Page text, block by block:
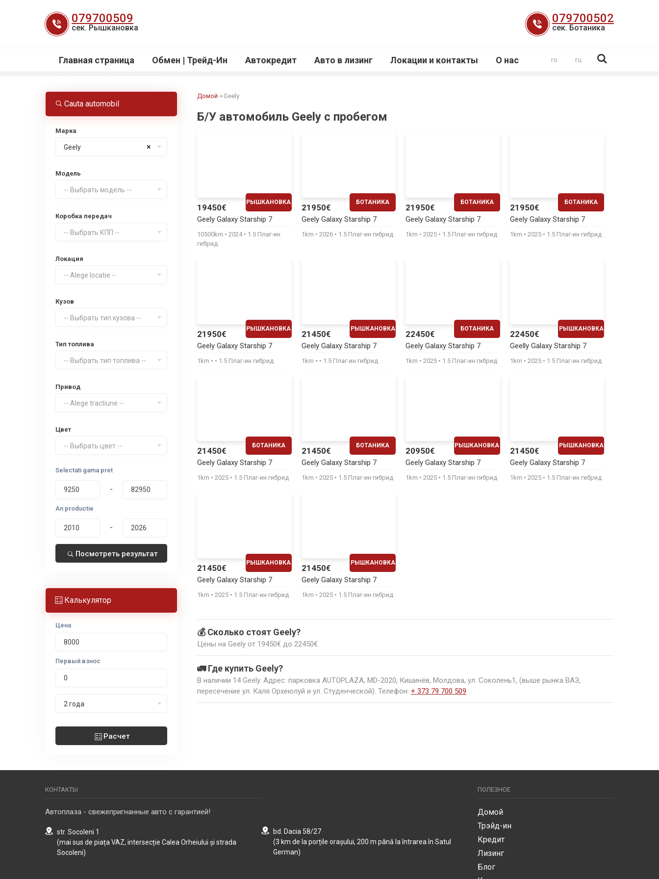
содержанию
079700509
сек. Рышкановка
079700502
сек. Ботаника
Главная страница Обмен | Трейд-Ин Автокредит Авто в лизинг Локации и контакты О нас ro ru
Cauta automobil
Марка
×
Geely
Модель
-- Выбрать модель --
Коробка передач
-- Выбрать КПП --
Локация
-- Alege locatie --
Кузов
-- Выбрать тип кузова --
Тип топлива
-- Выбрать тип топлива --
Привод
-- Alege tractiune --
Цвет
-- Выбрать цвет --
Selectati gama pret
-
An productie
-
Посмотреть результат
Калькулятор
Цена
Первый взнос
2 года
Расчет
Домой Geely
Б/У автомобиль Geely с пробегом
РЫШКАНОВКА
ЕЖЕМЕСЯЧНО
400€
19450€
Geely Galaxy Starship 7
10500km 2024
1.5 Плаг-ин
гибрид
БОТАНИКА
ЕЖЕМЕСЯЧНО
450€
21950€
Geely Galaxy Starship 7
1km 2026 1.5 Плаг-ин гибрид
БОТАНИКА
ЕЖЕМЕСЯЧНО
450€
21950€
Geely Galaxy Starship 7
1km 2025 1.5 Плаг-ин гибрид
БОТАНИКА
ЕЖЕМЕСЯЧНО
450€
21950€
Geely Galaxy Starship 7
1km 2025 1.5 Плаг-ин гибрид
РЫШКАНОВКА
ЕЖЕМЕСЯЧНО
450€
21950€
Geely Galaxy Starship 7
1km 1.5 Плаг-ин гибрид
РЫШКАНОВКА
ЕЖЕМЕСЯЧНО
440€
21450€
Geely Galaxy Starship 7
1km 1.5 Плаг-ин гибрид
БОТАНИКА
ЕЖЕМЕСЯЧНО
460€
22450€
Geely Galaxy Starship 7
1km 2025 1.5 Плаг-ин гибрид
РЫШКАНОВКА
ЕЖЕМЕСЯЧНО
460€
22450€
Geelly Galaxy Starship 7
1km 2025 1.5 Плаг-ин гибрид
БОТАНИКА
ЕЖЕМЕСЯЧНО
440€
21450€
Geely Galaxy Starship 7
1km 2025 1.5 Плаг-ин гибрид
БОТАНИКА
ЕЖЕМЕСЯЧНО
440€
21450€
Geely Galaxy Starship 7
1km 2025 1.5 Плаг-ин гибрид
РЫШКАНОВКА
ЕЖЕМЕСЯЧНО
430€
20950€
Geely Galaxy Starship 7
1km 2025 1.5 Плаг-ин гибрид
РЫШКАНОВКА
ЕЖЕМЕСЯЧНО
440€
21450€
Geely Galaxy Starship 7
1km 2025 1.5 Плаг-ин гибрид
РЫШКАНОВКА
ЕЖЕМЕСЯЧНО
440€
21450€
Geely Galaxy Starship 7
1km 2025 1.5 Плаг-ин гибрид
РЫШКАНОВКА
ЕЖЕМЕСЯЧНО
440€
21450€
Geely Galaxy Starship 7
1km 2025 1.5 Плаг-ин гибрид
💰 Сколько стоят Geely?
Цены на Geely от 19450€ до 22450€.
🚛 Где купить Geely?
В наличии 14 Geely. Адрес: парковка AUTOPLAZA, MD-2020, Кишинёв, Молдова, ул. Соколень1, (выше рынка ВАЗ,
пересечение ул. Каля Орхеюлуй и ул. Студенческой). Телефон: + 373 79 700 509
КОНТАКТЫ
Автоплаза - свежепригнанные авто с гарантией!
str. Socoleni 1
(mai sus de piața VAZ, intersecție Calea Orheiului și strada
Socoleni)
bd. Dacia 58/27
(3 km de la porțile orașului, 200 m până la întrarea în Satul
German)
ПОЛЕЗНОЕ
Домой
Трэйд-ин
Кредит
Лизинг
Блог